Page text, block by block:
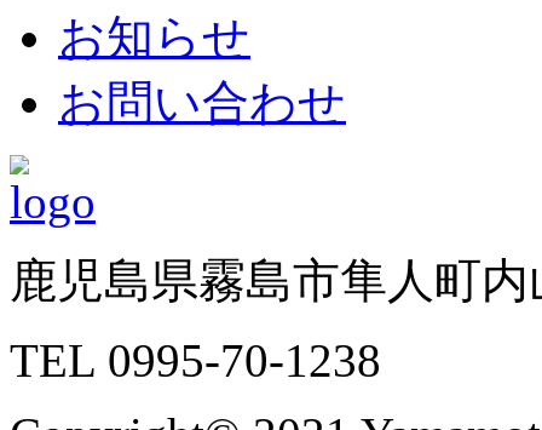
お知らせ
お問い合わせ
鹿児島県霧島市隼人町
TEL 0995-70-1238